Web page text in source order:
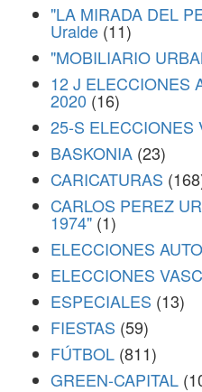
"LA MIRADA DEL
Uralde (11)
"MOBILIARIO
12 J ELECCIONES
2020 (16)
25-S ELECCIONES
BASKONIA (23)
CARICATURAS
CARLOS PEREZ
1974" (1)
ELECCIONES
ELECCIONES
ESPECIALES (13)
FIESTAS (59)
FÚTBOL (811)
GREEN-CAPITAL